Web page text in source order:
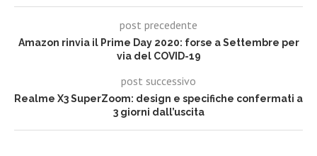
post precedente
Amazon rinvia il Prime Day 2020: forse a Settembre per
via del COVID-19
post successivo
Realme X3 SuperZoom: design e specifiche confermati a
3 giorni dall’uscita